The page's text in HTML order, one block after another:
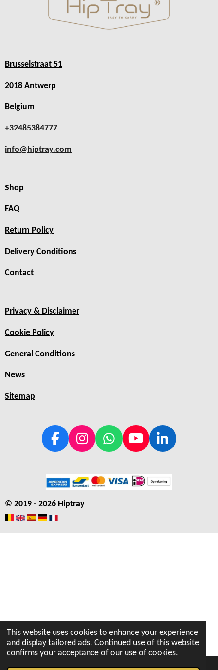
This website uses cookies to enhance your experience
and display tailored ads. Continued use of this website
confirms your acceptance of our use of cookies.
Brusselstraat 51
2018 Antwerp
Belgium
+32485384777
info@hiptray.com
Shop
FAQ
Return Policy
Delivery Conditions
Contact
Privacy & Disclaimer
Cookie Policy
General Conditions
News
Sitemap
F
e
o
o
k
I
t
g
a
W
t
p
Y
T
L
k
n
© 2019 - 2026 Hiptray